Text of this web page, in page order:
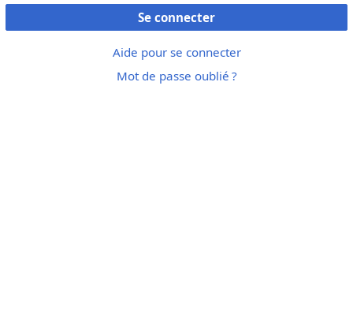
Se connecter
Aide pour se connecter
Mot de passe oublié ?